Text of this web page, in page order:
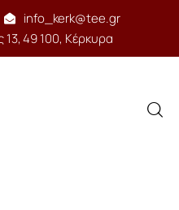
info_kerk@tee.gr
49 100, Κέρκυρα